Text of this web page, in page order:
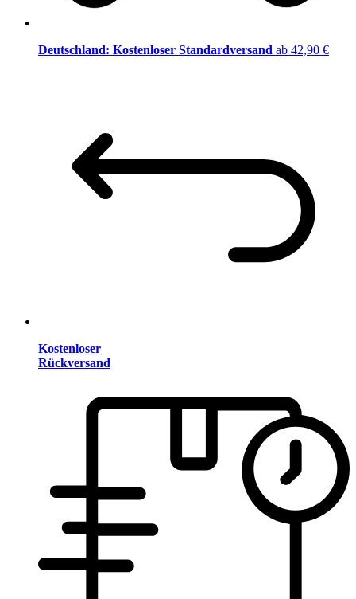
Deutschland: Kostenloser Standardversand ab 42,90 €
Kostenloser
Rückversand